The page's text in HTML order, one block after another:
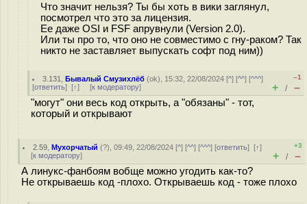
Что значит нельзя? Ты бы хоть в вики заглянул,
посмотрел что это за лицензия.
Ее даже OSI и FSF апрувнули (Version 2.0).
Или ты про то, что оно не совместимо с гну-раком? Так
никто не заставляет выпускать софт под ним))
3.131 ,Бывалый Смузихлёб (ok), 15:32, 22/08/2024 [^] [^^] [^^^]
[ответить] [↑] [к модератору]
–1
+ / –
"могут" они весь код открыть, а "обязаны" - тот,
который и открывают
2.59 ,Мухорчатый (?), 09:49, 22/08/2024 [^] [^^] [^^^] [ответить][↑]
[к модератору]
+3
+ / –
А линукс-фанбоям вобще можно угодить как-то?
Не открываешь код -плохо. Открываешь код - тоже плохо